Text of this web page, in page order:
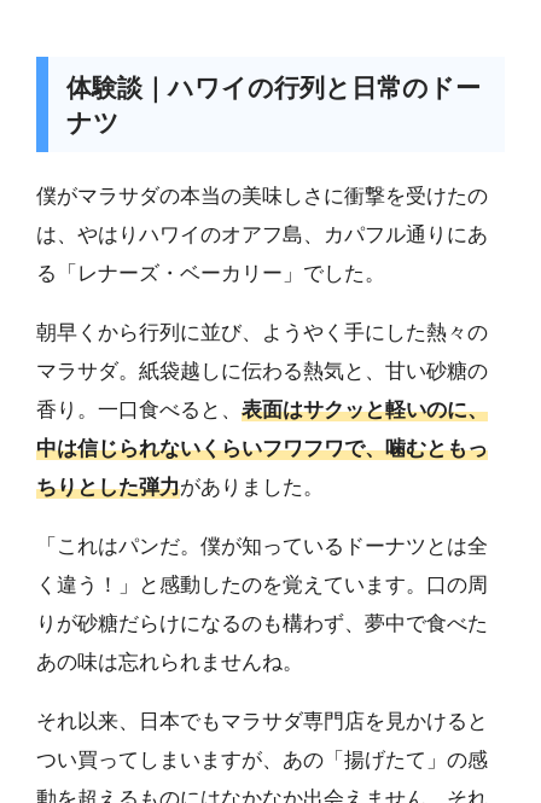
体験談｜ハワイの行列と日常のドー
ナツ
僕がマラサダの本当の美味しさに衝撃を受けたの
は、やはりハワイのオアフ島、カパフル通りにあ
る「レナーズ・ベーカリー」でした。
朝早くから行列に並び、ようやく手にした熱々の
マラサダ。紙袋越しに伝わる熱気と、甘い砂糖の
香り。一口食べると、 表面はサクッと軽いのに、
中は信じられないくらいフワフワで、噛むともっ
ちりとした弾力がありました。
「これはパンだ。僕が知っているドーナツとは全
く違う！」と感動したのを覚えています。口の周
りが砂糖だらけになるのも構わず、夢中で食べた
あの味は忘れられませんね。
それ以来、日本でもマラサダ専門店を見かけると
つい買ってしまいますが、あの「揚げたて」の感